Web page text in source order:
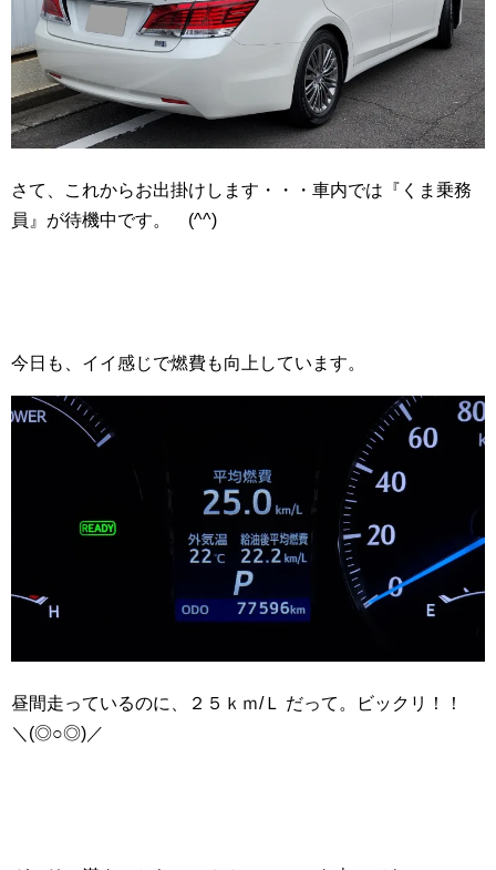
さて、これからお出掛けします・・・車内では『くま乗務
員』が待機中です。 (^^)
今日も、イイ感じで燃費も向上しています。
昼間走っているのに、２５ｋｍ/Ｌ だって。ビックリ！！
＼(◎○◎)／